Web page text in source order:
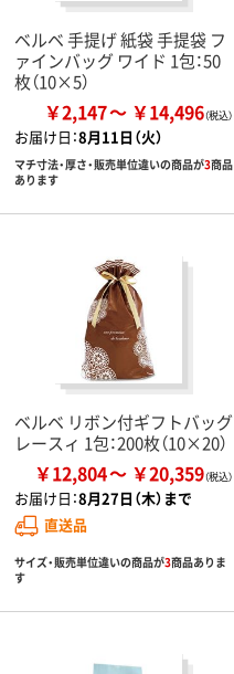
ベルベ 手提げ 紙袋 手提袋 フ
ァインバッグ ワイド 1包：50
枚（10×5）
￥2,147 ￥14,496
お届け日：8月11日（火）
マチ寸法・厚さ・販売単位違いの商品が3商品
あります
ベルベ リボン付ギフトバッグ
レースィ 1包：200枚（10×20）
￥12,804 ￥20,359
お届け日：8月27日（木）まで
直送品
サイズ・販売単位違いの商品が3商品ありま
す